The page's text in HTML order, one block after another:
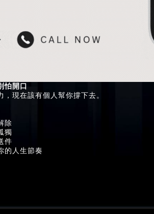
怕開口
，現在該有個人幫你撐下去。
除
獨
件
的人生節奏